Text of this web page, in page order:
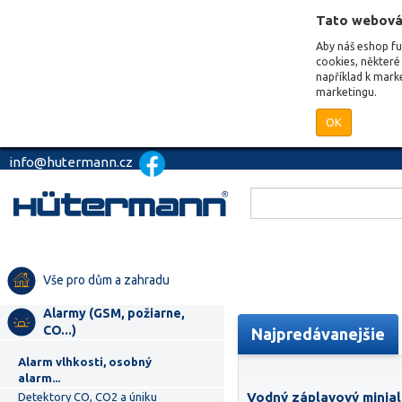
Tato
Aby náš eshop
cookies,
například k
marketingu.
OK
info@hutermann.cz
Vše pro dům a zahradu
Alarmy (GSM, požiarne,
CO...)
Alarm vlhkosti, osobný
alarm...
Detektory CO, CO2 a úniku
Najpredávanejšie
Vodný záplavový